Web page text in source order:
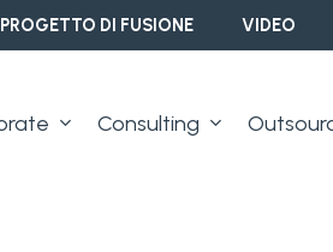
PROGETTO DI FUSIONE VIDEO
Consulting